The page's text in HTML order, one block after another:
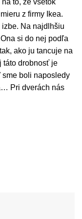
to, že všetok
z firmy Ikea.
Na najdlhšiu
si do nej podľa
ako ju tancuje na
táto drobnosť je
sme boli naposledy
Pri dverách nás